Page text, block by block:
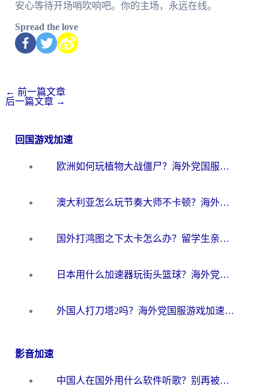
安心等待开场哨吹响吧。你的主场，永远在线。
Spread the love
← 前一篇文章
后一篇文章 →
回国游戏加速
欧洲如何玩植物大战僵尸？海外党国服游戏加速避坑指南（附实测对比）
澳大利亚怎么玩节奏大师不卡顿？海外党国服游戏加速终极指南
国外打鸿图之下太卡怎么办？留学生亲测有效的国服游戏加速方案
日本用什么加速器玩街头篮球？海外党国服游戏不卡顿的终极攻略
外国人打刀塔2吗？海外党国服游戏加速避坑全攻略
影音加速
中国人在国外用什么软件听歌？别再被地域限制卡脖子，这篇教你轻松解锁国内音乐库